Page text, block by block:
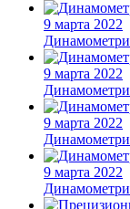
9 марта 2022
9 марта 2022
9 марта 2022
9 марта 2022